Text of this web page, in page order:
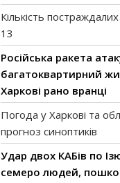
Кількість
13
Російська ракета
багатоквартирний
Харкові рано вранці
Погода у Харкові та
прогноз синоптиків
Удар двох КАБів по
семеро людей,